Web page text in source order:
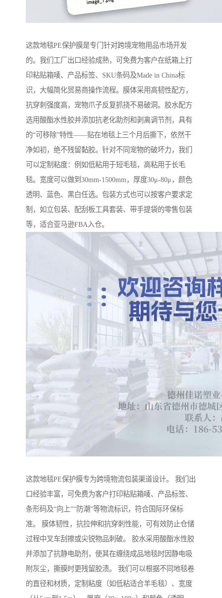
这款地毯PE保护膜是专门针对跨境宠物用品市场开发
的。我们工厂出口经验成熟，可免费为客户在纸箱上打
印粘贴箱唛、产品标签、SKU条码及Made in China标
识，大幅简化贸易商操作流程。膜体采用高韧性配方，
抗穿刺强度高，宠物爪子反复抓挠不易破洞。胶水配方
选用酸酯水性胶并添加抗老化助剂和剥离调节剂，具有
的“可移除”特性——贴在地毯上三个月后撕下，依然干
净如初，绝不残留黏胶。针对不同宠物的破坏力，我们
可以定制粘度：例如低粘用于短毛毯，高粘用于长毛
毯。宽度可以做到30mm-1500mm，厚度30μ-80μ，颜色
透明、蓝色、黑白任选。包装方式也可以按客户要求定
制，如立包装、配刮板工具套装、带手提袋的零售包装
等，适合亚马逊FBA入仓。
这款地毯PE保护膜专为跨境物流包装渠道设计。 我们出
口经验丰富，可免费为客户打印粘贴箱唛、产品标签、
条形码及“向上”“防潮”等物流标识，符合国际环保标
准。 膜体韧性，抗拉伸和抗穿刺性能，可有效防止仓储
过程中叉车刮擦或尖锐物品刺破。 胶水采用酸酯水性胶
并添加了抗静电助剂，使其在缠绕成品地毯时因静电吸
附灰尘，撕膜时更残留胶渍。 我们可以根据不同地毯卷
的直径和材质，定制粘度（如低粘适合羊毛毯）、宽度